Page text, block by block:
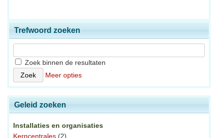
Trefwoord zoeken
Zoek binnen de resultaten
Meer opties
Geleid zoeken
Installaties en organisaties
Kerncentrales (2)